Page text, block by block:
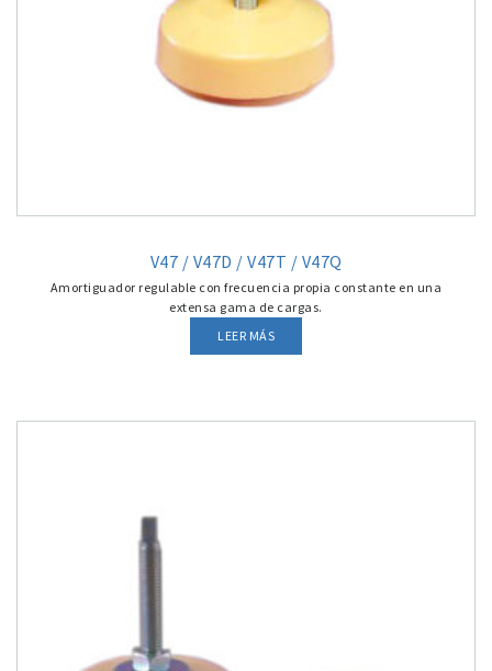
V47 / V47D / V47T / V47Q
Amortiguador regulable con frecuencia propia constante en una
extensa gama de cargas.
LEER MÁS